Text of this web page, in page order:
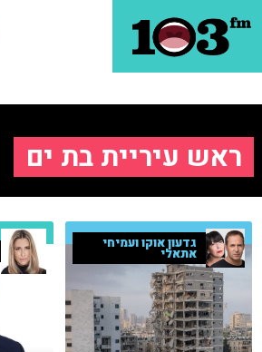
ראש עיריית בת ים
גדעון אוקו ועמיחי
אתאלי